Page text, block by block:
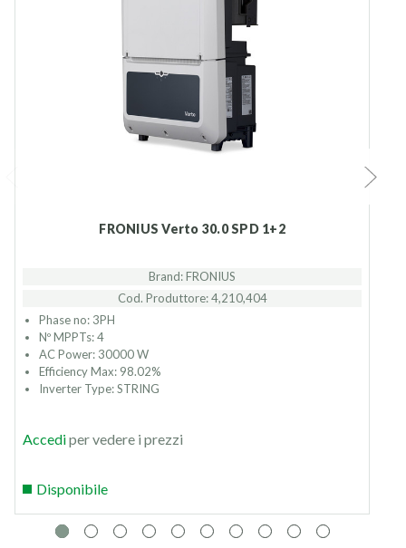
FRONIUS Verto 30.0 SPD 1+2
Brand: FRONIUS
Cod. Produttore: 4,210,404
Phase no: 3PH
Nº MPPTs: 4
AC Power: 30000 W
Efficiency Max: 98.02%
Inverter Type: STRING
Accediper vedere i prezzi
Disponibile